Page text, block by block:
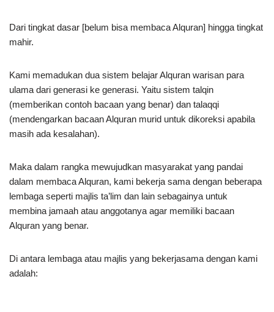
Dari tingkat dasar [belum bisa membaca Alquran] hingga tingkat
mahir.
Kami memadukan dua sistem belajar Alquran warisan para
ulama dari generasi ke generasi. Yaitu sistem talqin
(memberikan contoh bacaan yang benar) dan talaqqi
(mendengarkan bacaan Alquran murid untuk dikoreksi apabila
masih ada kesalahan).
Maka dalam rangka mewujudkan masyarakat yang pandai
dalam membaca Alquran, kami bekerja sama dengan beberapa
lembaga seperti majlis ta’lim dan lain sebagainya untuk
membina jamaah atau anggotanya agar memiliki bacaan
Alquran yang benar.
Di antara lembaga atau majlis yang bekerjasama dengan kami
adalah: